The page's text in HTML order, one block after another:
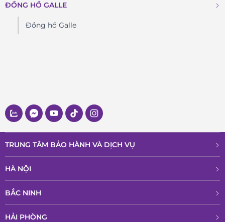
ĐỒNG HỒ GALLE
Đồng hồ Galle
TRUNG TÂM BẢO HÀNH VÀ DỊCH VỤ
HÀ NỘI
BẮC NINH
HẢI PHÒNG